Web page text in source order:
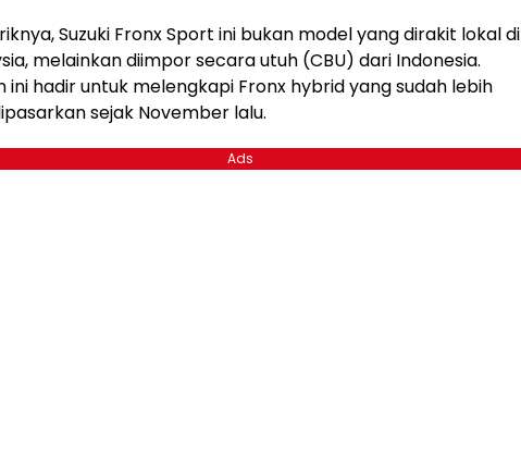
Suzuki Fronx Sport ini bukan model yang dirakit lokal di
melainkan diimpor secara utuh (CBU) dari Indonesia.
ini hadir untuk melengkapi Fronx hybrid yang sudah lebih
sejak November lalu.
Ads